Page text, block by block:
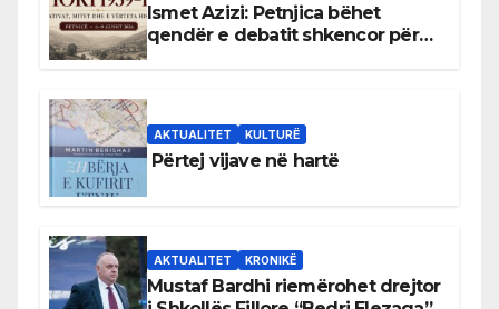
Ismet Azizi: Petnjica bëhet
qendër e debatit shkencor për
AKTUALITET KULTURË
Përtej vijave në hartë
AKTUALITET KRONIKË
Mustaf Bardhi riemërohet drejtor